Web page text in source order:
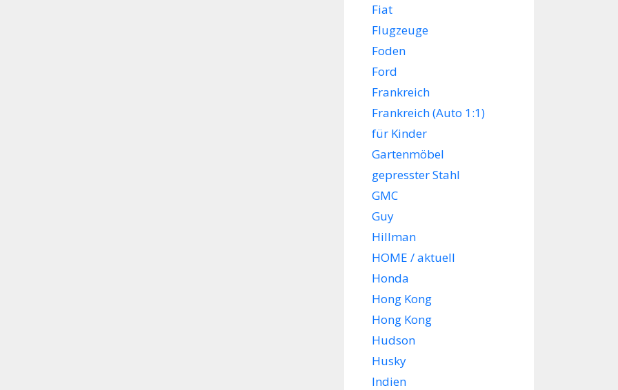
Fiat
Flugzeuge
Foden
Ford
Frankreich
Frankreich (Auto 1:1)
für Kinder
Gartenmöbel
gepresster Stahl
GMC
Guy
Hillman
HOME / aktuell
Honda
Hong Kong
Hong Kong
Hudson
Husky
Indien